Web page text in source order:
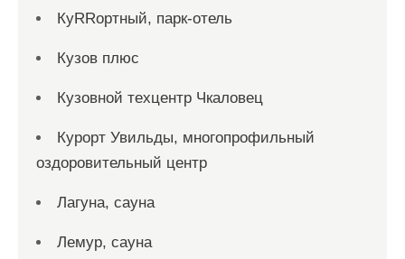
КуRRортный, парк-отель
Кузов плюс
Кузовной техцентр Чкаловец
Курорт Увильды, многопрофильный
оздоровительный центр
Лагуна, сауна
Лемур, сауна